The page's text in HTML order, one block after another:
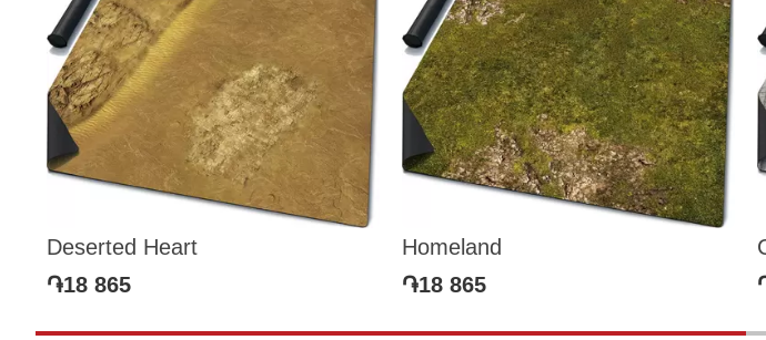
Deserted Heart
֏18 865
Homeland
֏18 865